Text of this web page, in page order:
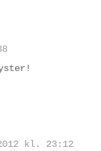
kl. 23:12